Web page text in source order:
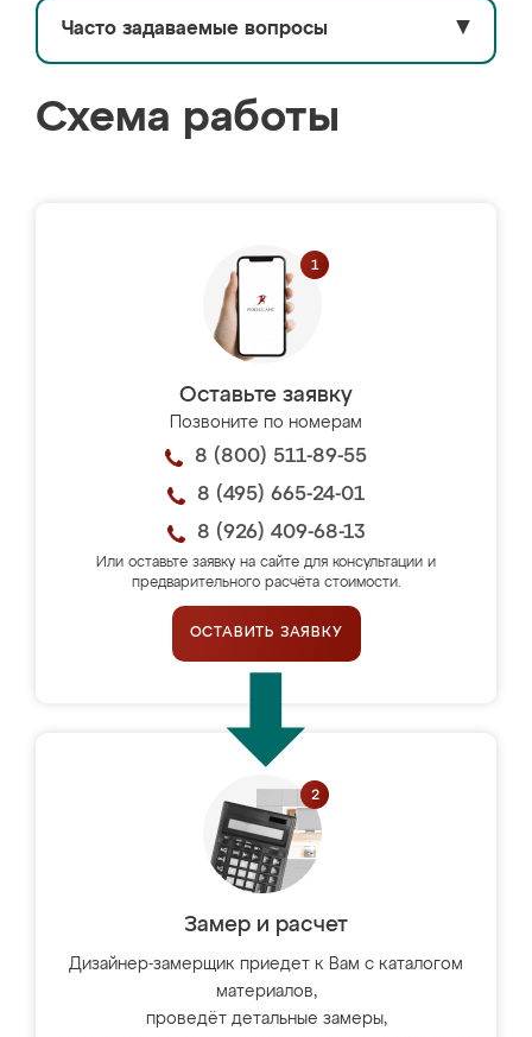
Часто задаваемые вопросы ▼
Схема работы
Оставьте заявку
Позвоните по номерам
8 (800) 511-89-55
8 (495) 665-24-01
8 (926) 409-68-13
Или оставьте заявку на сайте для консультации и
предварительного расчёта стоимости.
ОСТАВИТЬ ЗАЯВКУ
Замер и расчет
Дизайнер-замерщик приедет к Вам с каталогом
материалов,
проведёт детальные замеры,